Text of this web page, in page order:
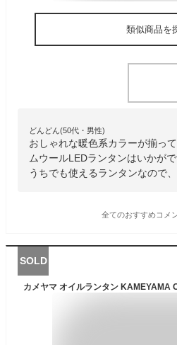
類似商品を
どんどん(50代・男性)
おしゃれな暖色系カラーが揃っ
ムウールLEDランタンはいかが
うちでも使えるランタンなので、
全てのおすすめコメ
SOLD